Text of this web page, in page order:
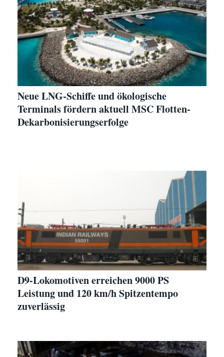
Neue LNG-Schiffe und ökologische
Terminals fördern aktuell MSC Flotten-
Dekarbonisierungserfolge
D9-Lokomotiven erreichen 9000 PS
Leistung und 120 km/h Spitzentempo
zuverlässig